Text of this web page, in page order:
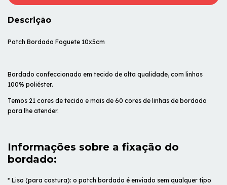
Descrição
Patch Bordado Foguete 10x5cm
Bordado confeccionado em tecido de alta qualidade, com linhas
100% poliéster.
Temos 21 cores de tecido e mais de 60 cores de linhas de bordado
para lhe atender.
Informações sobre a fixação do
bordado:
* Liso (para costura): o patch bordado é enviado sem qualquer tipo